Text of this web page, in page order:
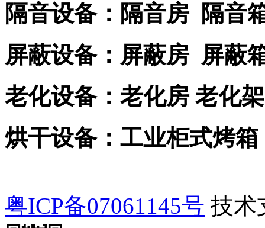
隔音设备：隔音房 隔音
屏蔽设备：屏蔽房 屏蔽
老化设备：老化房 老化架
烘干设备：工业柜式烤
粤ICP备07061145号 技术